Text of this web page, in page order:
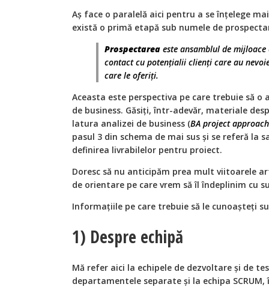
Aș face o paralelă aici pentru a se înțelege
există o primă etapă sub numele de
Prospectarea este ansamblul de
contact cu potențialii clienți care au
care le oferiți.
Aceasta este perspectiva pe care trebuie să o
de business. Găsiți, într-adevăr, materiale
latura analizei de business (BA project approach
pasul 3 din schema de mai sus și se referă la
definirea livrabilelor pentru proiect.
Doresc să nu anticipăm prea mult viitoarele
de orientare pe care vrem să îl îndeplinim cu
Informațiile pe care trebuie să le cunoașteți
1) Despre echipă
Mă refer aici la echipele de dezvoltare și de
departamentele separate și la echipa